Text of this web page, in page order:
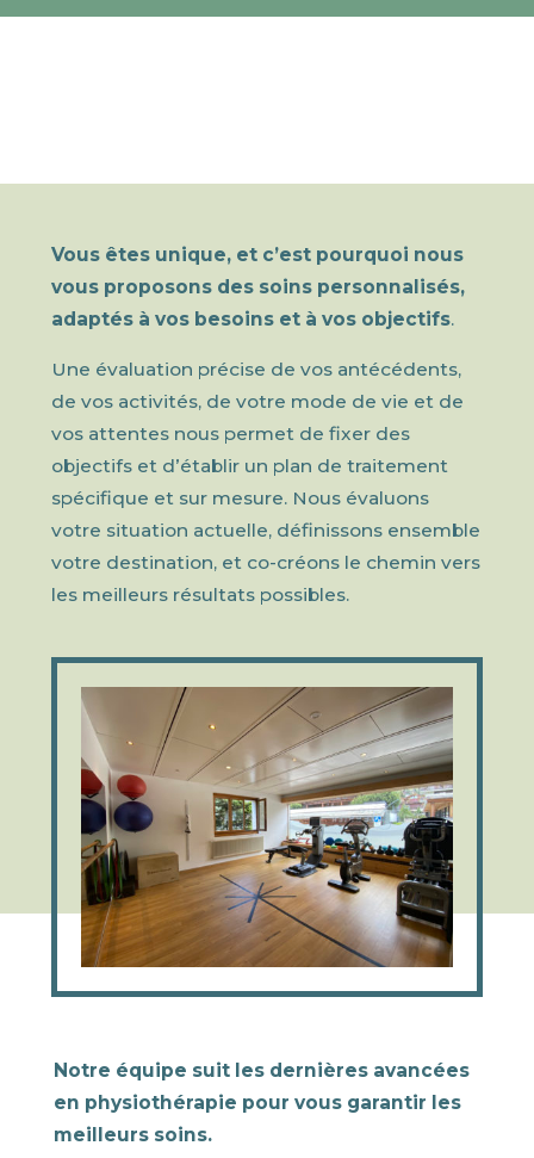
Vous êtes unique, et c’est pourquoi nous
vous proposons des soins personnalisés,
adaptés à vos besoins et à vos objectifs.
Une évaluation précise de vos antécédents,
de vos activités, de votre mode de vie et de
vos attentes nous permet de fixer des
objectifs et d’établir un plan de traitement
spécifique et sur mesure. Nous évaluons
votre situation actuelle, définissons ensemble
votre destination, et co-créons le chemin vers
les meilleurs résultats possibles.
Notre équipe suit les dernières avancées
en physiothérapie pour vous garantir les
meilleurs soins.